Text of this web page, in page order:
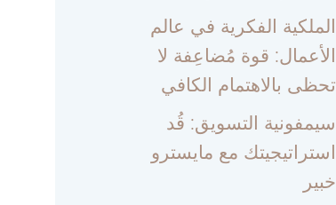
الملكية الفكرية في عالم
الأعمال: قوة مُضاعِفة لا
تحظى بالاهتمام الكافي
سيمفونية التسويق: قُد
استراتيجيتك مع مايسترو
خبير